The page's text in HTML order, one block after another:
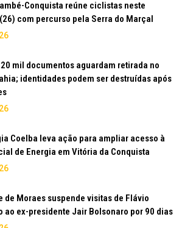
Conquista reúne ciclistas neste
com percurso pela Serra do Marçal
mil documentos aguardam retirada no
identidades podem ser destruídas após
Coelba leva ação para ampliar acesso à
de Energia em Vitória da Conquista
de Moraes suspende visitas de Flávio
ao ex-presidente Jair Bolsonaro por 90 dias